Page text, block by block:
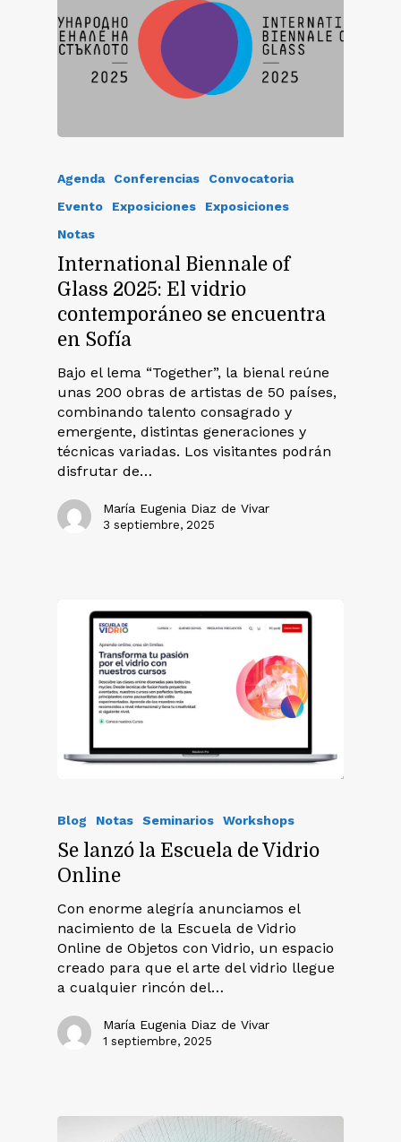
Agenda Conferencias
Convocatoria
Evento
Exposiciones
Exposiciones
Notas
International Biennale of
Glass 2025: El vidrio
contemporáneo se encuentra
en Sofía
Bajo el lema “Together”, la bienal reúne
unas 200 obras de artistas de 50 países,
combinando talento consagrado y
emergente, distintas generaciones y
técnicas variadas. Los visitantes podrán
disfrutar de…
María Eugenia Diaz de Vivar
3 septiembre, 2025
Blog Notas Seminarios Workshops
Se lanzó la Escuela de Vidrio
Online
Con enorme alegría anunciamos el
nacimiento de la Escuela de Vidrio
Online de Objetos con Vidrio, un espacio
creado para que el arte del vidrio llegue
a cualquier rincón del…
María Eugenia Diaz de Vivar
1 septiembre, 2025